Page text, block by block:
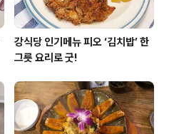
강식당 인기메뉴 피오 ‘김치밥’ 한
그릇 요리로 굿!